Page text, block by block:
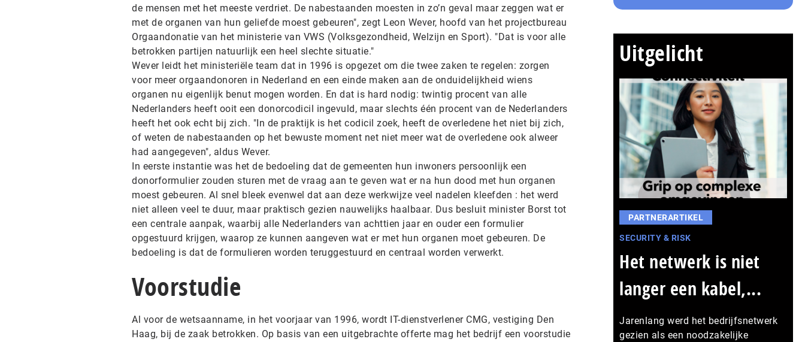
de mensen met het meeste verdriet. De nabestaanden moesten in zo’n geval maar zeggen wat er
met de organen van hun geliefde moest gebeuren", zegt Leon Wever, hoofd van het projectbureau
Orgaandonatie van het ministerie van VWS (Volksgezondheid, Welzijn en Sport). "Dat is voor alle
betrokken partijen natuurlijk een heel slechte situatie."
Wever leidt het ministeriële team dat in 1996 is opgezet om die twee zaken te regelen: zorgen
voor meer orgaandonoren in Nederland en een einde maken aan de onduidelijkheid wiens
organen nu eigenlijk benut mogen worden. En dat is hard nodig: twintig procent van alle
Nederlanders heeft ooit een donorcodicil ingevuld, maar slechts één procent van de Nederlanders
heeft het ook echt bij zich. "In de praktijk is het codicil zoek, heeft de overledene het niet bij zich,
of weten de nabestaanden op het bewuste moment net niet meer wat de overledene ook alweer
had aangegeven", aldus Wever.
In eerste instantie was het de bedoeling dat de gemeenten hun inwoners persoonlijk een
donorformulier zouden sturen met de vraag aan te geven wat er na hun dood met hun organen
moest gebeuren. Al snel bleek evenwel dat aan deze werkwijze veel nadelen kleefden : het werd
niet alleen veel te duur, maar praktisch gezien nauwelijks haalbaar. Dus besluit minister Borst tot
een centrale aanpak, waarbij alle Nederlanders van achttien jaar en ouder een formulier
opgestuurd krijgen, waarop ze kunnen aangeven wat er met hun organen moet gebeuren. De
bedoeling is dat de formulieren worden teruggestuurd en centraal worden verwerkt.
Voorstudie
Al voor de wetsaanname, in het voorjaar van 1996, wordt IT-dienstverlener CMG, vestiging Den
Haag, bij de zaak betrokken. Op basis van een uitgebrachte offerte mag het bedrijf een voorstudie
Uitgelicht
PARTNERARTIKEL
SECURITY & RISK
Het netwerk is niet
langer een kabel,...
Jarenlang werd het bedrijfsnetwerk
gezien als een noodzakelijke